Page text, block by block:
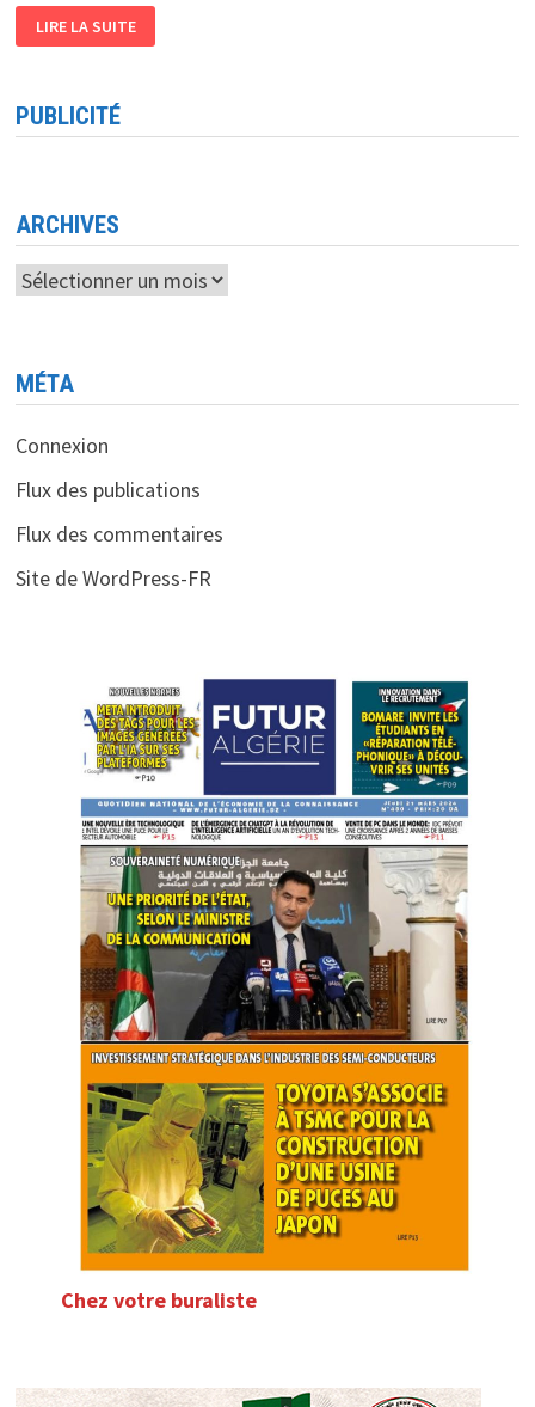
DÉMONDIALISATION
LIRE LA SUITE
PUBLICITÉ
ARCHIVES
Archives
MÉTA
Connexion
Flux des publications
Flux des commentaires
Site de WordPress-FR
Chez votre buraliste